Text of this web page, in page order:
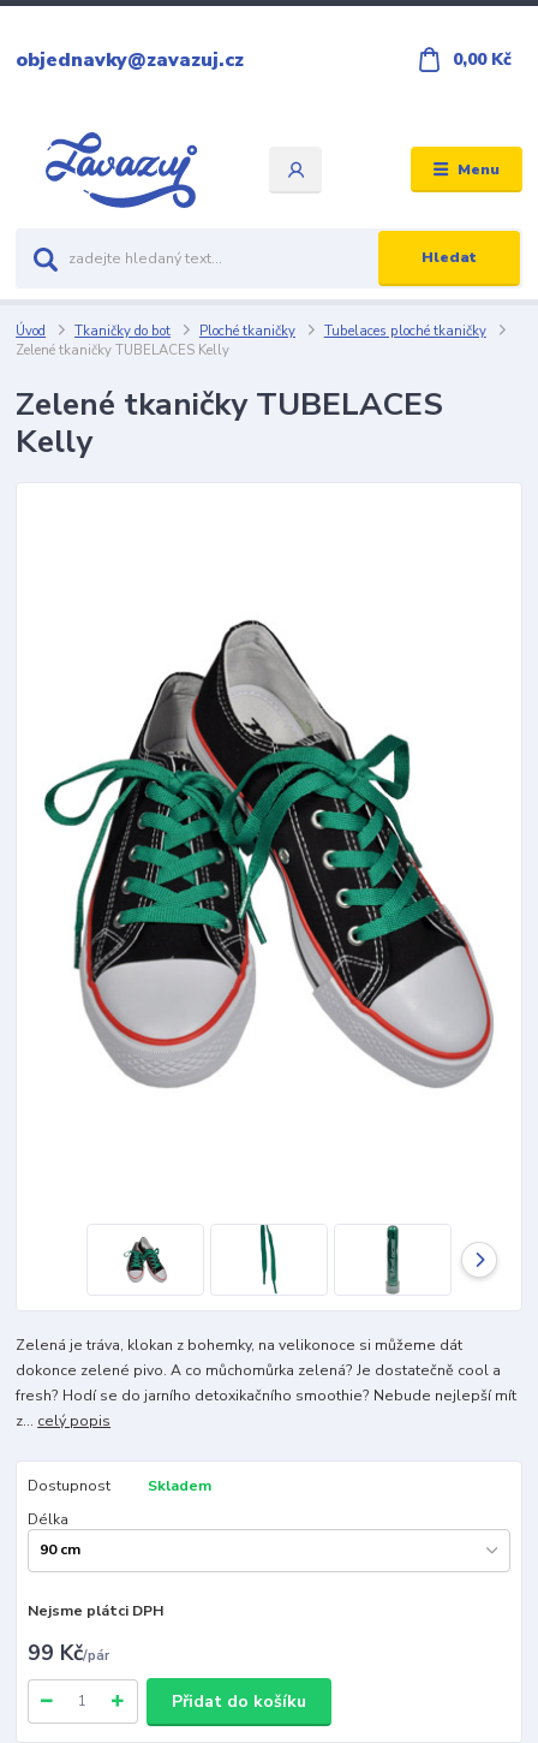
Menu
Hledat
objednavky@zavazuj.cz 0,00 Kč
Úvod Tkaničky do bot Ploché tkaničky
Tubelaces ploché tkaničky
Zelené tkaničky TUBELACES Kelly
Zelené tkaničky TUBELACES
Kelly
Zelená je tráva, klokan z bohemky, na velikonoce si můžeme dát
dokonce zelené pivo. A co můchomůrka zelená? Je dostatečně cool a
fresh? Hodí se do jarního detoxikačního smoothie? Nebude nejlepší mít
z... celý popis
Dostupnost
Skladem
Délka
Nejsme plátci DPH
99 Kč/pár
Přidat do košíku